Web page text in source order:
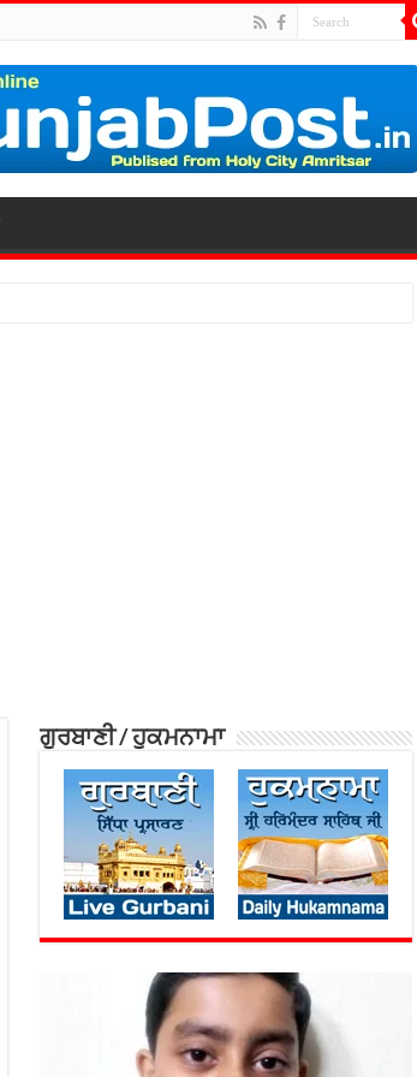
ਗੁਰਬਾਣੀ / ਹੁਕਮਨਾਮਾ